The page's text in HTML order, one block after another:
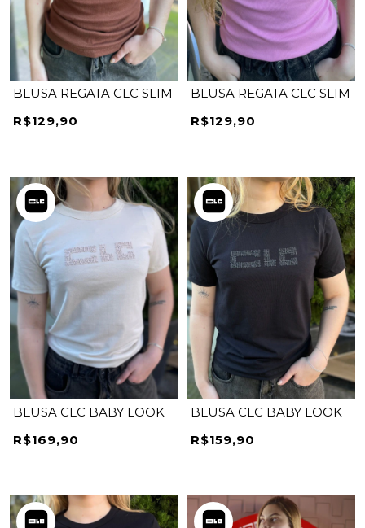
BLUSA REGATA CLC SLIM
R$129,90
BLUSA REGATA CLC SLIM
R$129,90
BLUSA CLC BABY LOOK
R$169,90
BLUSA CLC BABY LOOK
R$159,90